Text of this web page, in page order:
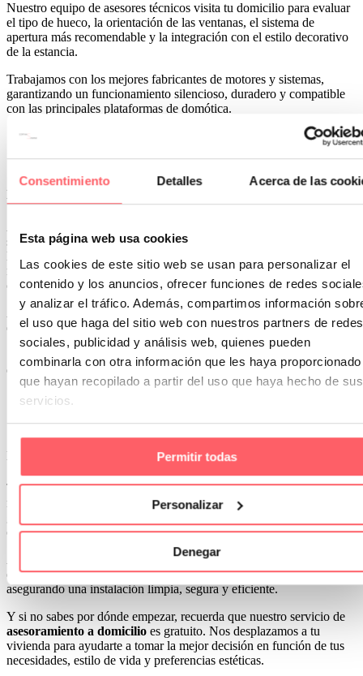
Consentimiento Detalles Acerca de las
Esta página web usa cookies
Las cookies de este sitio web se usan para personalizar el
contenido y los anuncios, ofrecer funciones de redes
y analizar el tráfico. Además, compartimos información
el uso que haga del sitio web con nuestros partners de redes
sociales, publicidad y análisis web, quienes pueden
combinarla con otra información que les haya proporcionado
que hayan recopilado a partir del uso que haya hecho de sus
servicios.
Permitir todas
Personalizar
Denegar
Nuestro equipo de asesores técnicos visita tu domicilio para evaluar
el tipo de hueco, la orientación de las ventanas, el sistema de
apertura más recomendable y la integración con el estilo decorativo
de la estancia.
Trabajamos con los mejores fabricantes de motores y sistemas,
garantizando un funcionamiento silencioso, duradero y compatible
con las principales plataformas de domótica.
inversión rentable?
superior al de una cortina tradicional, hay que tener en cuenta todos
los beneficios que aporta, ahorro energético, protección del
mobiliario, aumento del valor de la vivienda, estética más limpia,
confort diario y accesibilidad.
A largo plazo, la diferencia se amortiza no sólo en términos
económicos, sino en calidad de vida.
Se trata de una inversión que mejora tu experiencia en casa, cada
día.
motorizadas
Todas nuestrascortinas motorizadasse diseñan y confeccionan a
medida, en función del proyecto y del espacio. Esto no solo
caída, la textura y los acabados con total libertad.
Además, nuestros técnicos e instaladores cuentan con amplia
experiencia en la integración de sistemas eléctricos y motorizados,
asegurando una instalación limpia, segura y eficiente.
Y si no sabes por dónde empezar, recuerda que nuestro servicio de
asesoramiento a domicilio es gratuito. Nos desplazamos a tu
vivienda para ayudarte a tomar la mejor decisión en función de tus
necesidades, estilo de vida y preferencias estéticas.